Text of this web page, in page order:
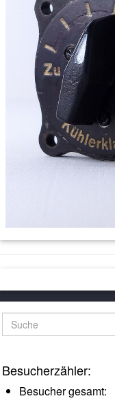
Suche
Besucherzähler:
Besucher gesamt: